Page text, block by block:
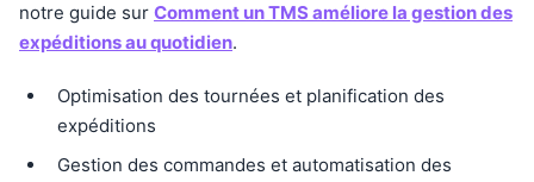
notre guide sur Comment un TMS améliore la gestion des
expéditions au quotidien.
Optimisation des tournées et planification des
expéditions
Gestion des commandes et automatisation des